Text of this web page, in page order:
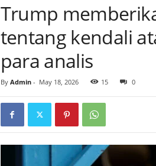
Trump
tentang kendali
para analis
By Admin- May 18, 2026 15 0